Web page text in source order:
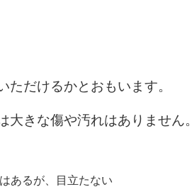
だけるかとおもいます。
きな傷や汚れはありません。
あるが、目立たない